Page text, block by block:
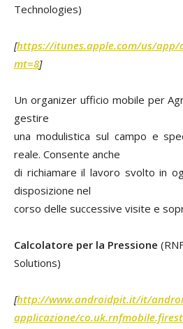
Technologies)
[https://itunes.apple.com/us/app/
mt=8]
Un organizer ufficio mobile per
gestire
una modulistica sul campo e
reale. Consente anche
di richiamare il lavoro svolto in
disposizione nel
corso delle successive visite e
Calcolatore per la Pressione
Solutions)
[http://www.androidpit.it/it/
applicazione/